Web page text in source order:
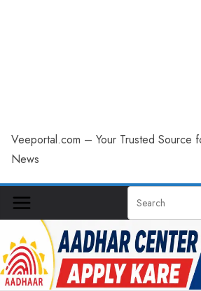
Veeportal.com – Your Trusted Source
News